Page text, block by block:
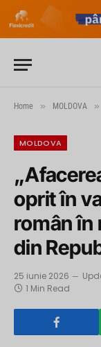
Home » MOLDOVA »
MOLDOVA
oprit în
român în
din
25 iunie 2026
1 Min Read